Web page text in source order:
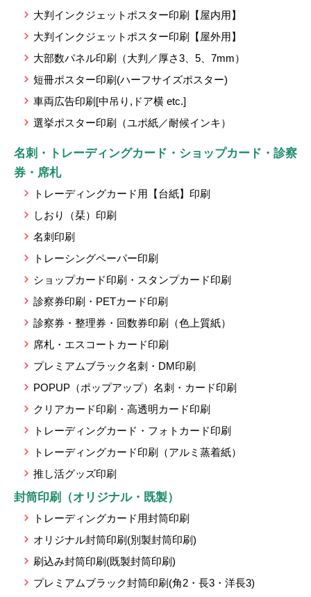
大判インクジェットポスター印刷【屋内用】
大判インクジェットポスター印刷【屋外用】
大部数パネル印刷（大判／厚さ3、5、7mm）
短冊ポスター印刷(ハーフサイズポスター)
車両広告印刷[中吊り,ドア横 etc.]
選挙ポスター印刷（ユポ紙／耐候インキ）
名刺・トレーディングカード・ショップカード・診察
券・席札
トレーディングカード用【台紙】印刷
しおり（栞）印刷
名刺印刷
トレーシングペーパー印刷
ショップカード印刷・スタンプカード印刷
診察券印刷・PETカード印刷
診察券・整理券・回数券印刷（色上質紙）
席札・エスコートカード印刷
プレミアムブラック名刺・DM印刷
POPUP（ポップアップ）名刺・カード印刷
クリアカード印刷・高透明カード印刷
トレーディングカード・フォトカード印刷
トレーディングカード印刷（アルミ蒸着紙）
推し活グッズ印刷
封筒印刷（オリジナル・既製）
トレーディングカード用封筒印刷
オリジナル封筒印刷(別製封筒印刷)
刷込み封筒印刷(既製封筒印刷)
プレミアムブラック封筒印刷(角2・長3・洋長3)